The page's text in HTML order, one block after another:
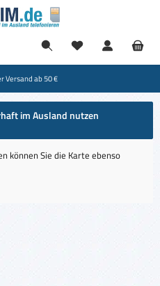
Versand ab 50 €
im Ausland nutzen
können Sie die Karte ebenso